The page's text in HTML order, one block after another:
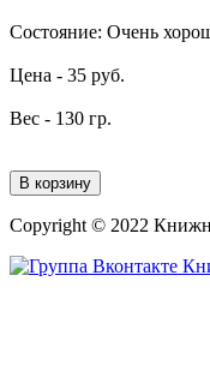
Состояние: Очень
Цена - 35 руб.
Вес - 130 гр.
В корзину
Copyright © 2022